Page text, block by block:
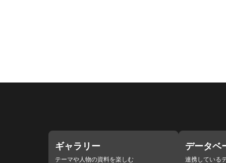
ギャラリー
テーマや人物の資料を楽しむ
データベ
連携している